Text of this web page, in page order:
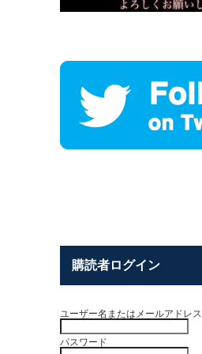
購読者ログイン
ユーザー名またはメールアドレス
パスワード